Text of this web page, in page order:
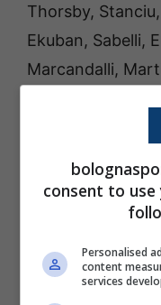
Thorsby,
Ekuban, Sabelli,
Marcandalli,
t
I
a
O
o
o
consent to
Personalised
content
services